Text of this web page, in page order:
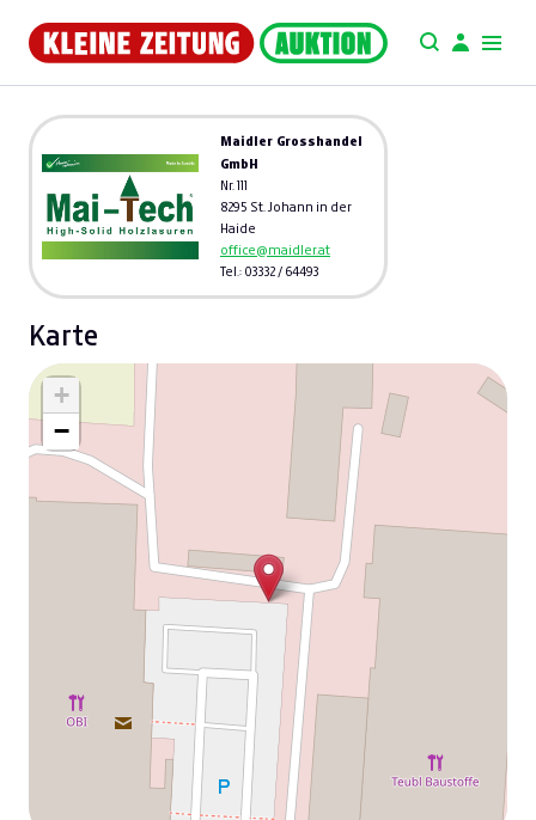
Maidler Grosshandel
GmbH
Nr. 111
8295 St. Johann in der
Haide
office@maidler.at
Tel.: 03332 / 64493
Karte
+
−